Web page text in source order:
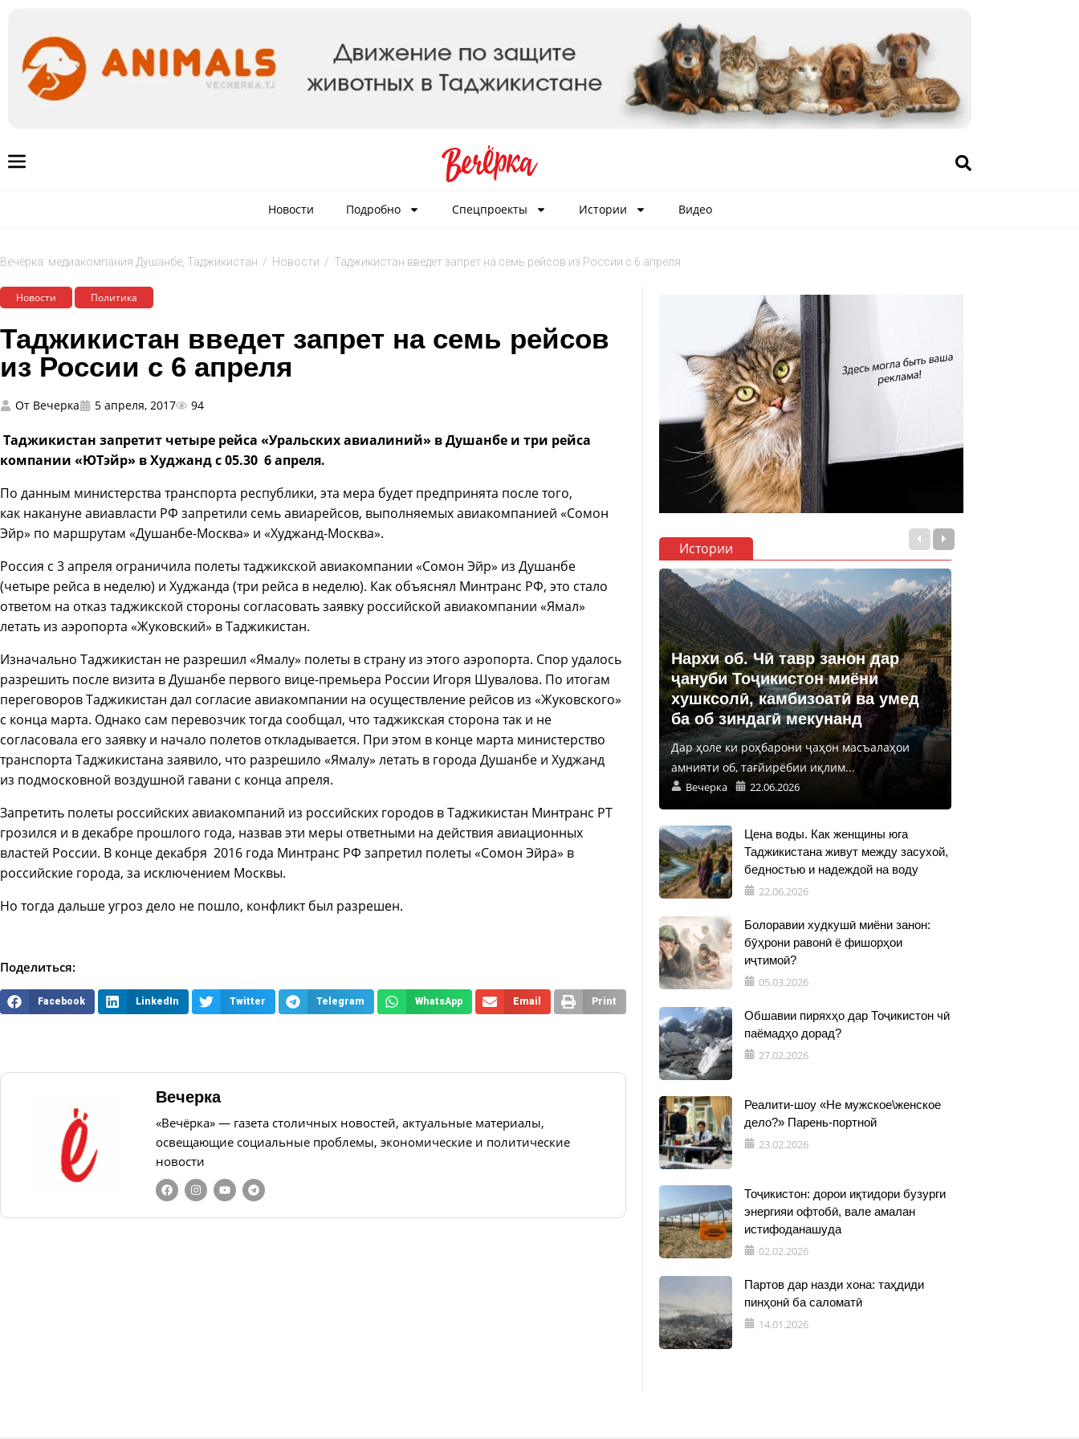
Новости Подробно Спецпроекты Истории Видео
Вечёрка: медиакомпания Душанбе, Таджикистан / Новости / Таджикистан введет запрет на семь рейсов из России с 6 апреля
Новости Политика
Таджикистан введет запрет на семь рейсов
из России с 6 апреля
От Вечерка 5 апреля, 2017 94
Таджикистан запретит четыре рейса «Уральских авиалиний» в Душанбе и три рейса
компании «ЮТэйр» в Худжанд с 05.30 6 апреля.
По данным министерства транспорта республики, эта мера будет предпринята после того,
как накануне авиавласти РФ запретили семь авиарейсов, выполняемых авиакомпанией «Сомон
Эйр» по маршрутам «Душанбе-Москва» и «Худжанд-Москва».
Россия с 3 апреля ограничила полеты таджикской авиакомпании «Сомон Эйр» из Душанбе
(четыре рейса в неделю) и Худжанда (три рейса в неделю). Как объяснял Минтранс РФ, это стало
ответом на отказ таджикской стороны согласовать заявку российской авиакомпании «Ямал»
летать из аэропорта «Жуковский» в Таджикистан.
Изначально Таджикистан не разрешил «Ямалу» полеты в страну из этого аэропорта. Спор удалось
разрешить после визита в Душанбе первого вице-премьера России Игоря Шувалова. По итогам
переговоров Таджикистан дал согласие авиакомпании на осуществление рейсов из «Жуковского»
с конца марта. Однако сам перевозчик тогда сообщал, что таджикская сторона так и не
согласовала его заявку и начало полетов откладывается. При этом в конце марта министерство
транспорта Таджикистана заявило, что разрешило «Ямалу» летать в города Душанбе и Худжанд
из подмосковной воздушной гавани с конца апреля.
Запретить полеты российских авиакомпаний из российских городов в Таджикистан Минтранс РТ
грозился и в декабре прошлого года, назвав эти меры ответными на действия авиационных
властей России. В конце декабря 2016 года Минтранс РФ запретил полеты «Сомон Эйра» в
российские города, за исключением Москвы.
Но тогда дальше угроз дело не пошло, конфликт был разрешен.
Поделиться:
Facebook LinkedIn Twitter Telegram WhatsApp Email Print
Вечерка
«Вечёрка» — газета столичных новостей, актуальные материалы,
освещающие социальные проблемы, экономические и политические
новости
Истории
Нархи об. Чӣ тавр занон дар
ҷануби Тоҷикистон миёни
хушксолӣ, камбизоатӣ ва умед
ба об зиндагӣ мекунанд
Дар ҳоле ки роҳбарони ҷаҳон масъалаҳои
амнияти об, тағйирёбии иқлим...
Вечерка 22.06.2026
Цена воды. Как женщины юга
Таджикистана живут между засухой,
бедностью и надеждой на воду
22.06.2026
Болоравии худкушӣ миёни занон:
бӯҳрони равонӣ ё фишорҳои
иҷтимоӣ?
05.03.2026
Обшавии пиряхҳо дар Тоҷикистон чӣ
паёмадҳо дорад?
27.02.2026
Реалити-шоу «Не мужское\женское
дело?» Парень-портной
23.02.2026
Тоҷикистон: дорои иқтидори бузурги
энергияи офтобӣ, вале амалан
истифоданашуда
02.02.2026
Партов дар назди хона: таҳдиди
пинҳонӣ ба саломатӣ
14.01.2026